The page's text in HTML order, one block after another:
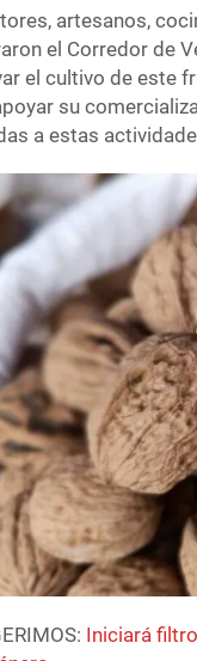
artesanos,
el Corredor de
el cultivo de este
su
a estas
Iniciará